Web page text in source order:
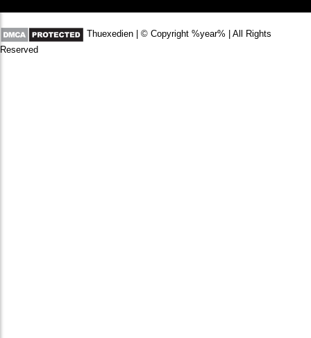
Thuexedien | © Copyright %year% | All Rights
Reserved